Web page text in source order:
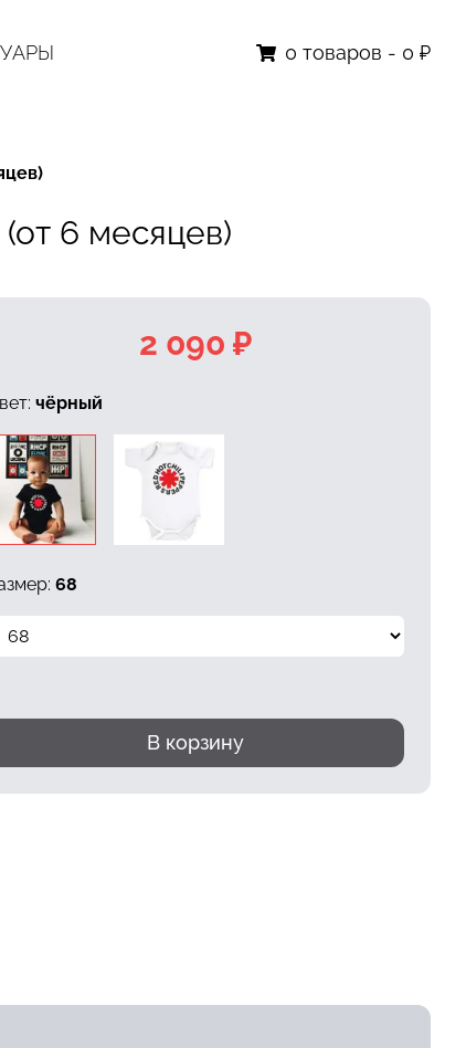
0 товаров - 0 ₽
6 месяцев)
2 090 ₽
чёрный
68
В корзину